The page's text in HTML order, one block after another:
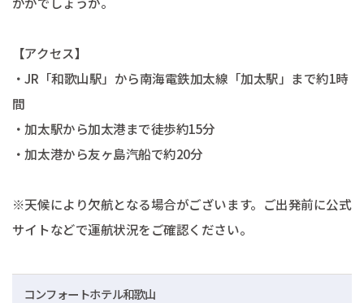
【アクセス】
・JR「和歌山駅」から南海電鉄加太線「加太駅」まで約1時
間
・加太駅から加太港まで徒歩約15分
・加太港から友ヶ島汽船で約20分
※天候により欠航となる場合がございます。ご出発前に公式
サイトなどで運航状況をご確認ください。
コンフォートホテル和歌山